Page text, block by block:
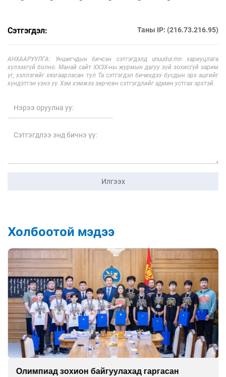
Сэтгэгдэл: Таны IP: (216.73.216.95)
АНХААРУУЛГА: Уншигчдын бичсэн сэтгэгдэлд unuudur.mn хариуцлага
хүлээхгүй болно. Манай сайт ХХЗХ-ны журмын дагуу зүй зохисгүй зарим
үг, хэллэгийг хязгаарласан тул Та сэтгэгдэл бичихдээ бусдын эрх ашгийг
хүндэтгэн үзнэ үү. Хэм хэмжээ зөрчсөн сэтгэгдлийг админ устгах эрхтэй.
Илгээх
Холбоотой мэдээ
Олимпиад зохион байгуулахад гаргасан